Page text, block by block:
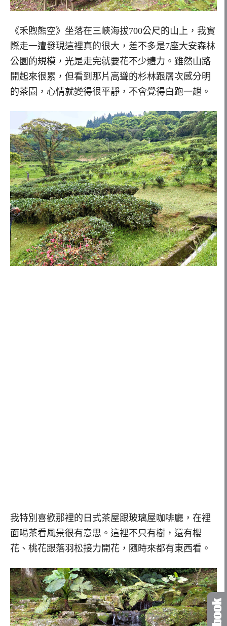
《禾煦熊空》坐落在三峽海拔700公尺的山上，我實
際走一遭發現這裡真的很大，差不多是7座大安森林
公園的規模，光是走完就要花不少體力。雖然山路
開起來很累，但看到那片高聳的杉林跟層次感分明
的茶園，心情就變得很平靜，不會覺得白跑一趟。
我特別喜歡那裡的日式茶屋跟玻璃屋咖啡廳，在裡
面喝茶看風景很有意思。這裡不只有樹，還有櫻
花、桃花跟落羽松接力開花，隨時來都有東西看。